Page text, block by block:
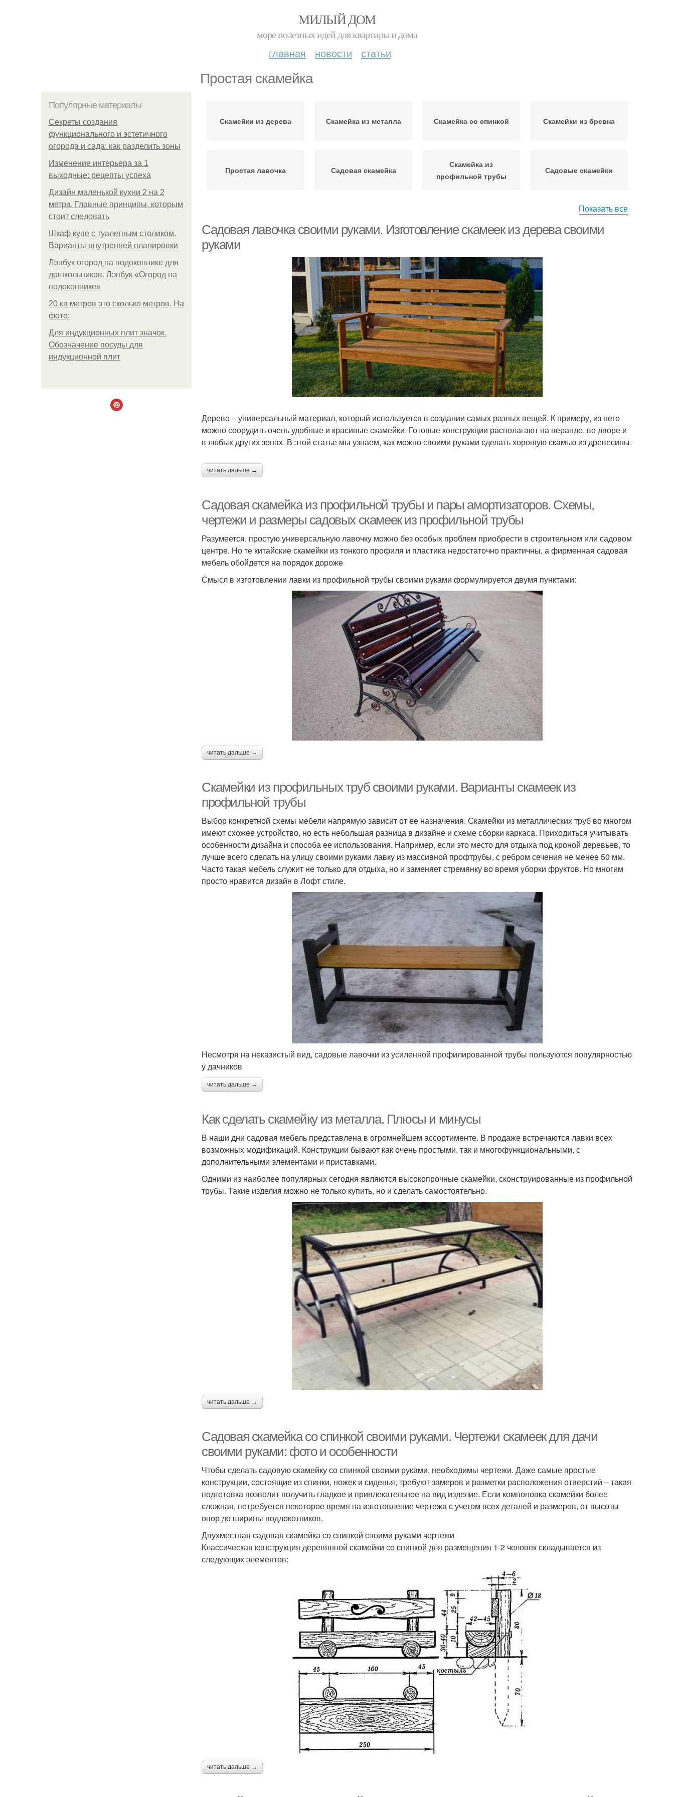
МИЛЫЙ ДОМ
море полезных идей для квартиры и дома
главная новости статьи
Простая скамейка
Популярные материалы
Секреты создания
функционального и эстетичного
огорода и сада: как разделить зоны
Изменение интерьера за 1
выходные: рецепты успеха
Дизайн маленькой кухни 2 на 2
метра. Главные принципы, которым
стоит следовать
Шкаф купе с туалетным столиком.
Варианты внутренней планировки
Лэпбук огород на подоконнике для
дошкольников. Лэпбук «Огород на
подоконнике»
20 кв метров это сколько метров. На
фото:
Для индукционных плит значок.
Обозначение посуды для
индукционной плит
Скамейки из дерева Скамейка из металла Скамейка со спинкой Скамейки из бревна
Простая лавочка Садовая скамейка
Скамейка из
профильной трубы
Садовые скамейки
профильной трубы
скамейки
Скамейки из
профильных труб
Простая лавка Скамейки из металла
Простые лавки Скамейки из досок
Скамейки со спинкой Скамейка за пару Скамейки из профиля
скамейка
металлическом каркасе
Скамейка из профиля Скамейка без спинки
Показать все
Садовая лавочка своими руками. Изготовление скамеек из дерева своими
руками
Дерево – универсальный материал, который используется в создании самых разных вещей. К примеру, из него
можно соорудить очень удобные и красивые скамейки. Готовые конструкции располагают на веранде, во дворе и
в любых других зонах. В этой статье мы узнаем, как можно своими руками сделать хорошую скамью из древесины.
читать дальше →
Садовая скамейка из профильной трубы и пары амортизаторов. Схемы,
чертежи и размеры садовых скамеек из профильной трубы
Разумеется, простую универсальную лавочку можно без особых проблем приобрести в строительном или садовом
центре. Но те китайские скамейки из тонкого профиля и пластика недостаточно практичны, а фирменная садовая
мебель обойдется на порядок дороже
Смысл в изготовлении лавки из профильной трубы своими руками формулируется двумя пунктами:
читать дальше →
Скамейки из профильных труб своими руками. Варианты скамеек из
профильной трубы
Выбор конкретной схемы мебели напрямую зависит от ее назначения. Скамейки из металлических труб во многом
имеют схожее устройство, но есть небольшая разница в дизайне и схеме сборки каркаса. Приходиться учитывать
особенности дизайна и способа ее использования. Например, если это место для отдыха под кроной деревьев, то
лучше всего сделать на улицу своими руками лавку из массивной профтрубы, с ребром сечения не менее 50 мм.
Часто такая мебель служит не только для отдыха, но и заменяет стремянку во время уборки фруктов. Но многим
просто нравится дизайн в Лофт стиле.
Несмотря на неказистый вид, садовые лавочки из усиленной профилированной трубы пользуются популярностью
у дачников
читать дальше →
Как сделать скамейку из металла. Плюсы и минусы
В наши дни садовая мебель представлена в огромнейшем ассортименте. В продаже встречаются лавки всех
возможных модификаций. Конструкции бывают как очень простыми, так и многофункциональными, с
дополнительными элементами и приставками.
Одними из наиболее популярных сегодня являются высокопрочные скамейки, сконструированные из профильной
трубы. Такие изделия можно не только купить, но и сделать самостоятельно.
читать дальше →
Садовая скамейка со спинкой своими руками. Чертежи скамеек для дачи
своими руками: фото и особенности
Чтобы сделать садовую скамейку со спинкой своими руками, необходимы чертежи. Даже самые простые
конструкции, состоящие из спинки, ножек и сиденья, требуют замеров и разметки расположения отверстий – такая
подготовка позволит получить гладкое и привлекательное на вид изделие. Если компоновка скамейки более
сложная, потребуется некоторое время на изготовление чертежа с учетом всех деталей и размеров, от высоты
опор до ширины подлокотников.
Двухместная садовая скамейка со спинкой своими руками чертежи
Классическая конструкция деревянной скамейки со спинкой для размещения 1-2 человек складывается из
следующих элементов:
читать дальше →